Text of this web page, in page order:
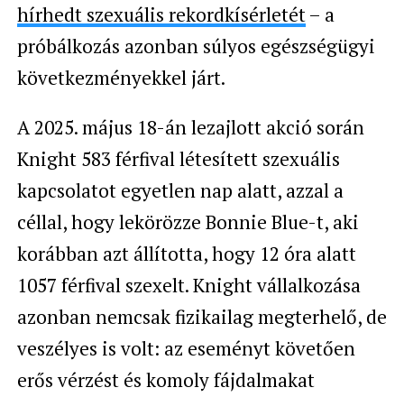
hírhedt szexuális rekordkísérletét– a
próbálkozás azonban súlyos egészségügyi
következményekkel járt.
A 2025. május 18-án lezajlott akció során
Knight 583 férfival létesített szexuális
kapcsolatot egyetlen nap alatt, azzal a
céllal, hogy lekörözze Bonnie Blue-t, aki
korábban azt állította, hogy 12 óra alatt
1057 férfival szexelt. Knight vállalkozása
azonban nemcsak fizikailag megterhelő, de
veszélyes is volt: az eseményt követően
erős vérzést és komoly fájdalmakat